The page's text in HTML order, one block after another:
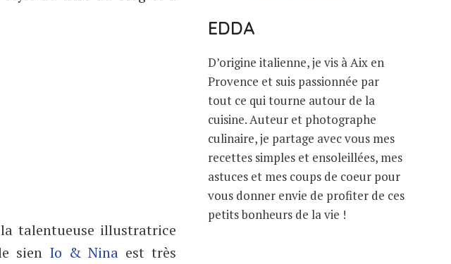
talentueuse illustratrice
sien Io & Nina est très
EDDA
D’origine italienne, je vis à Aix en
Provence et suis passionnée par
tout ce qui tourne autour de la
cuisine. Auteur et photographe
culinaire, je partage avec vous mes
recettes simples et ensoleillées, mes
astuces et mes coups de coeur pour
vous donner envie de profiter de ces
petits bonheurs de la vie !